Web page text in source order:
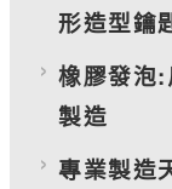
形造型鑰
橡膠發泡
製造
專業製造